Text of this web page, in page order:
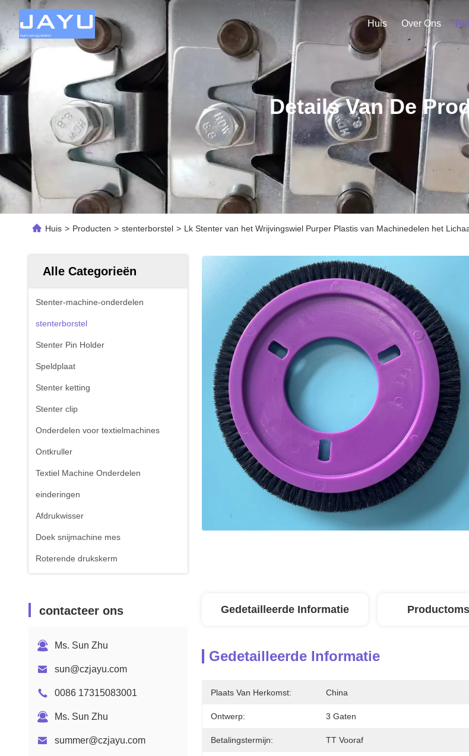
Huis Over Ons
Details Van De
Huis > Producten > stenterborstel > Lk Stenter van het Wrijvingswiel Purper Plastis van Machinedelen het
Alle Categorieën
Stenter-machine-onderdelen
stenterborstel
Stenter Pin Holder
Speldplaat
Stenter ketting
Stenter clip
Onderdelen voor textielmachines
Ontkruller
Textiel Machine Onderdelen
einderingen
Afdrukwisser
Doek snijmachine mes
Roterende drukskerm
contacteer ons
Ms. Sun Zhu
sun@czjayu.com
0086 17315083001
Ms. Sun Zhu
summer@czjayu.com
Gedetailleerde Informatie
Gedetailleerde Informatie
Plaats Van Herkomst: China
Ontwerp: 3 Gaten
Betalingstermijn: TT Vooraf